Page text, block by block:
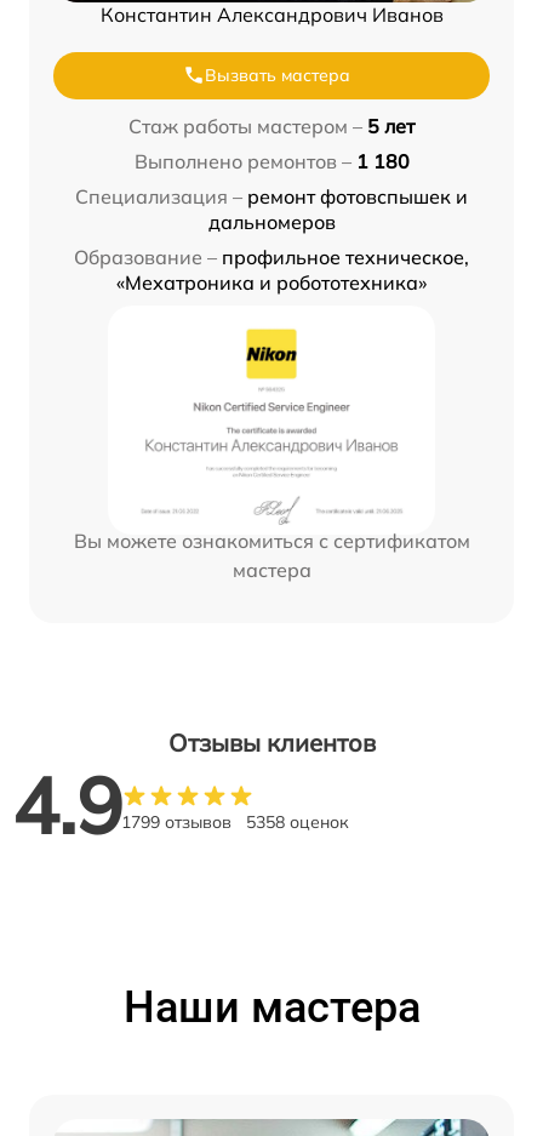
Константин Александрович Иванов
Вызвать мастера
Стаж работы мастером – 5 лет
Выполнено ремонтов – 1 180
Специализация – ремонт фотовспышек и
дальномеров
Образование – профильное техническое,
«Мехатроника и робототехника»
Вы можете ознакомиться с сертификатом
мастера
Отзывы клиентов
4.91799 отзывов 5358 оценок
Наши мастера